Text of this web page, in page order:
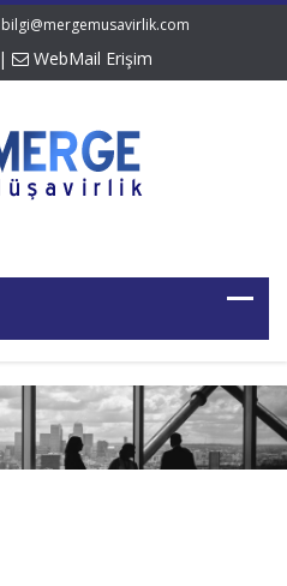
bilgi@mergemusavirlik.com
| WebMail Erişim